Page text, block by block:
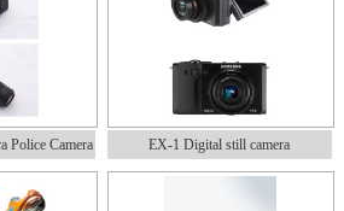
Police Camera EX-1 Digital still camera